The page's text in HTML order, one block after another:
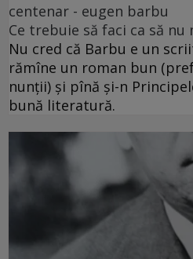
centenar - eugen barbu
Ce trebuie să faci ca să
Nu cred că Barbu e un
rămîne un roman bun
nunții) și pînă și-n
bună literatură.